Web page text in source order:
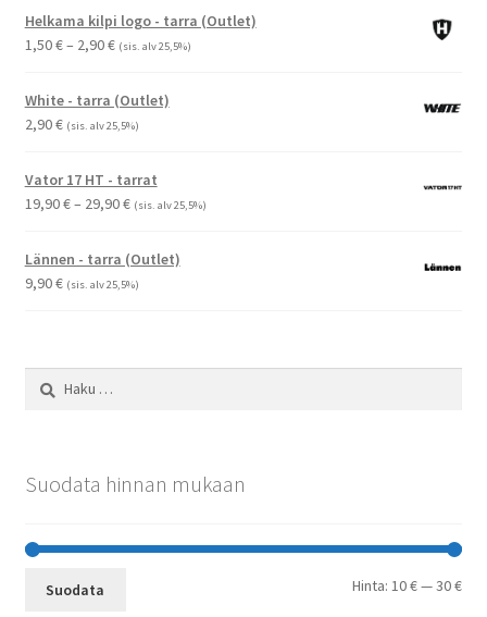
Helkama kilpi logo - tarra (Outlet)
1,50€– 2,90€Hintaluokka:
-
2,90 €
(sis. alv 25,5%)
White - tarra (Outlet)
2,90€ (sis. alv 25,5%)
Vator 17 HT - tarrat
19,90€– 29,90€Hintaluokka:
-
29,90 €
(sis. alv 25,5%)
Lännen - tarra (Outlet)
9,90€ (sis. alv 25,5%)
Suodata hinnan mukaan
Suodata Hinta:10 €—30 €